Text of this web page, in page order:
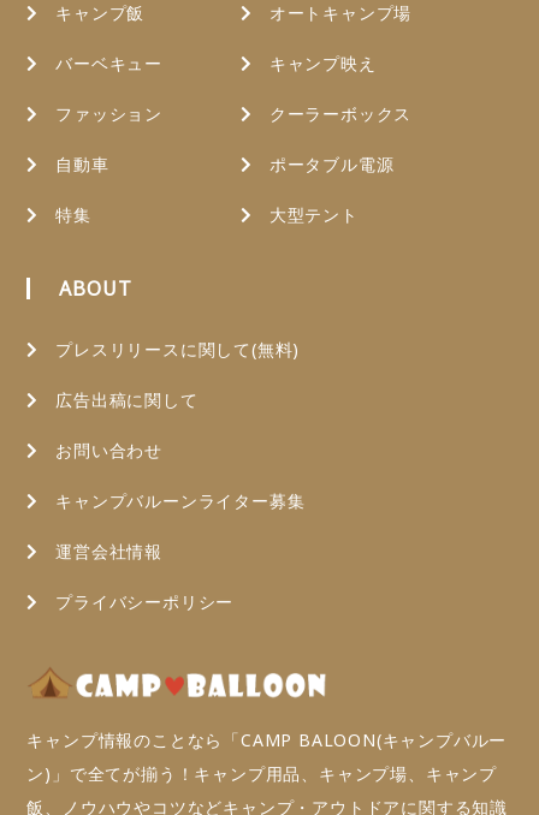
キャンプ飯
バーベキュー
ファッション
自動車
特集
オートキャンプ場
キャンプ映え
クーラーボックス
ポータブル電源
大型テント
ABOUT
プレスリリースに関して(無料)
広告出稿に関して
お問い合わせ
キャンプバルーンライター募集
運営会社情報
プライバシーポリシー
キャンプ情報のことなら「CAMP BALOON(キャンプバルー
ン)」で全てが揃う！キャンプ用品、キャンプ場、キャンプ
飯、ノウハウやコツなどキャンプ・アウトドアに関する知識